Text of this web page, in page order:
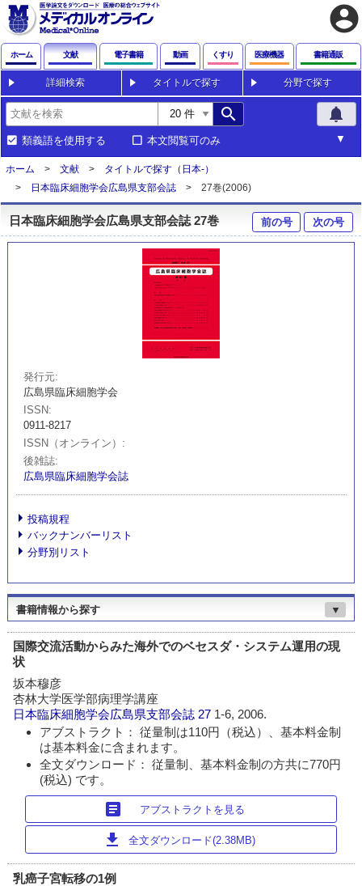
account_circle
ホーム 文献 電子書籍 動画 くすり 医療機器 書籍通販
詳細検索 タイトルで探す 分野で探す
search notifications
類義語を使用する 本文閲覧可のみ
ホーム 文献
タイトルで探す（日本-）
日本臨床細胞学会広島県支部会誌
27巻(2006)
日本臨床細胞学会広島県支部会誌 27巻 前の号 次の号
発行元
広島県臨床細胞学会
ISSN
0911-8217
ISSN（オンライン）
後雑誌
広島県臨床細胞学会誌
投稿規程
バックナンバーリスト
分野別リスト
書籍情報から探す ▼
国際交流活動からみた海外でのベセスダ・システム運用の現
状
坂本穆彦
杏林大学医学部病理学講座
日本臨床細胞学会広島県支部会誌 27 1-6, 2006.
アブストラクト： 従量制は110円（税込）、基本料金制
は基本料金に含まれます。
全文ダウンロード： 従量制、基本料金制の方共に770円
(税込) です。
article アブストラクトを見る
download 全文ダウンロード(2.38MB)
乳癌子宮転移の1例